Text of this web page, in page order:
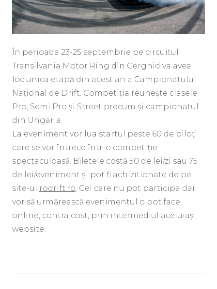
În perioada 23-25 septembrie pe circuitul
Transilvania Motor Ring din Cerghid va avea
loc unica etapă din acest an a Campionatului
Național de Drift. Competiția reunește clasele
Pro, Semi Pro și Street precum și campionatul
din Ungaria.
La eveniment vor lua startul peste 60 de piloți
care se vor întrece într-o competiție
spectaculoasă. Biletele costă 50 de lei/zi sau 75
de lei/eveniment și pot fi achizitionate de pe
site-ul
rodrift.ro. Cei care nu pot participa dar
vor să urmărească evenimentul o pot face
online, contra cost, prin intermediul aceluiași
website.